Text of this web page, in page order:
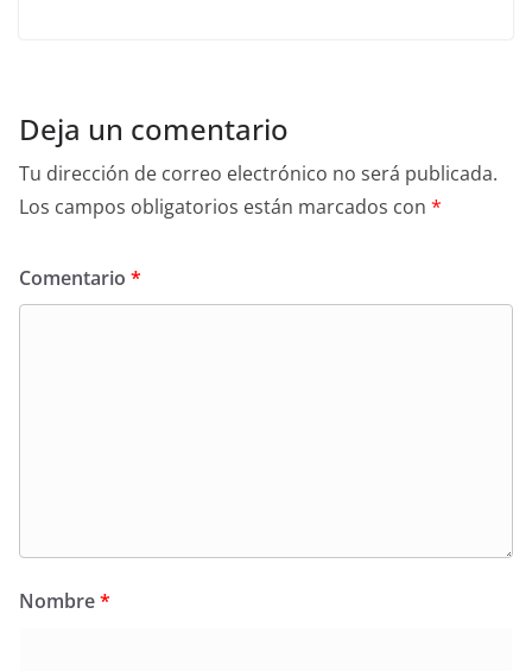
Deja un comentario
Tu dirección de correo electrónico no será publicada.
Los campos obligatorios están marcados con *
Comentario *
Nombre*